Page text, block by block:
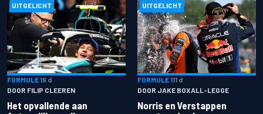
UITGELICHT
FORMULE 19 d
DOOR FILIP CLEEREN
Het opvallende aan
UITGELICHT
FORMULE 111 d
DOOR JAKE BOXALL-LEGGE
Norris en Verstappen